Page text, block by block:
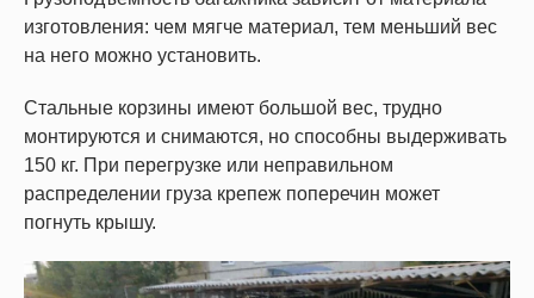
изготовления: чем мягче материал, тем меньший вес
на него можно установить.
Стальные корзины имеют большой вес, трудно
монтируются и снимаются, но способны выдерживать
150 кг. При перегрузке или неправильном
распределении груза крепеж поперечин может
погнуть крышу.